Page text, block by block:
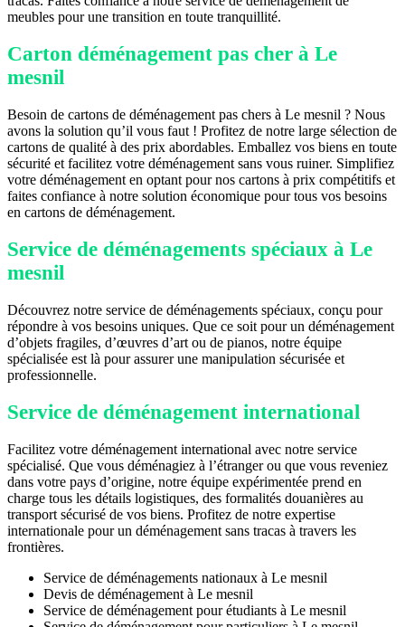
meubles pour une transition en toute tranquillité.
Carton déménagement pas cher à Le
mesnil
Besoin de cartons de déménagement pas chers à Le mesnil ? Nous
avons la solution qu’il vous faut ! Profitez de notre large sélection de
cartons de qualité à des prix abordables. Emballez vos biens en toute
sécurité et facilitez votre déménagement sans vous ruiner. Simplifiez
votre déménagement en optant pour nos cartons à prix compétitifs et
faites confiance à notre solution économique pour tous vos besoins
en cartons de déménagement.
Service de déménagements spéciaux à Le
mesnil
Découvrez notre service de déménagements spéciaux, conçu pour
répondre à vos besoins uniques. Que ce soit pour un déménagement
d’objets fragiles, d’œuvres d’art ou de pianos, notre équipe
spécialisée est là pour assurer une manipulation sécurisée et
professionnelle.
Service de déménagement international
Facilitez votre déménagement international avec notre service
spécialisé. Que vous déménagiez à l’étranger ou que vous reveniez
dans votre pays d’origine, notre équipe expérimentée prend en
charge tous les détails logistiques, des formalités douanières au
transport sécurisé de vos biens. Profitez de notre expertise
internationale pour un déménagement sans tracas à travers les
frontières.
Service de déménagements nationaux à Le mesnil
Devis de déménagement à Le mesnil
Service de déménagement pour étudiants à Le mesnil